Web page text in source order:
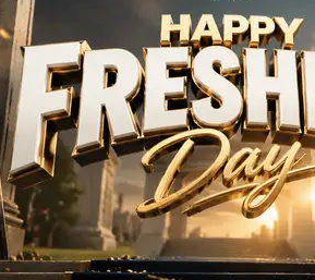
타일, 조명, 텍스트를 설명하거나 편집
드하세요
안개 낀 폐허 다음 배치
, unpolished, raw, candid, photo
random style, fashion and colour
fashion, style and colour outfit
like quality shot , cute t-shirt ,
old version, photo dump roll, syifa
account